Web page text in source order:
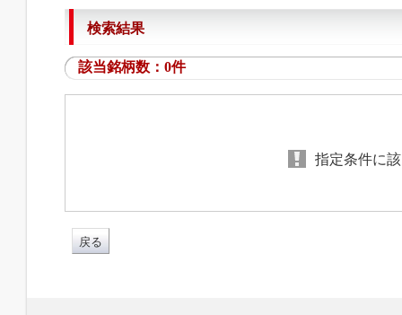
検索結果
該当銘柄数：0件
指定条件に